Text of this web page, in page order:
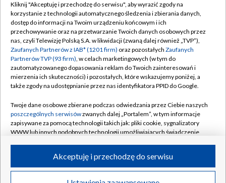
TVP
Abonament TVP
Emisja w TVP
Centrum informacji TVP
Naziemna Telewizja Cyfrowa
Rada Programowa
System NOS
Informacje o nadawcy
Program dla prasy
Regulamin TVP
Polityka prywatności
Moje zgody
Pomoc
Kontakt
Kanały
©2026 Telewizja Polska S.A. w likwidacji
Kliknij "Akceptuję i przechodzę do serwisu", aby wyrazić zgody na
korzystanie z technologii automatycznego śledzenia i zbierania danych,
dostęp do informacji na Twoim urządzeniu końcowym i ich
przechowywanie oraz na przetwarzanie Twoich danych osobowych przez
nas, czyli Telewizję Polską S.A. w likwidacji (zwaną dalej również „TVP”),
Zaufanych Partnerów z IAB* (1201 firm) oraz pozostałych Zaufanych
Partnerów TVP (93 firm), w celach marketingowych (w tym do
zautomatyzowanego dopasowania reklam do Twoich zainteresowań i
mierzenia ich skuteczności) i pozostałych, które wskazujemy poniżej, a
także zgody na udostępnianie przez nas identyfikatora PPID do Google.
Twoje dane osobowe zbierane podczas odwiedzania przez Ciebie naszych
poszczególnych serwisówzwanych dalej „Portalem”, w tym informacje
zapisywane za pomocą technologii takich jak: pliki cookie, sygnalizatory
WWW lub innych podobnych technologii umożliwiających świadczenie
ruchu w Internecie.
Twoje dane osobowe zbierane podczas odwiedzania przez Ciebie
Akceptuję i przechodzę do serwisu